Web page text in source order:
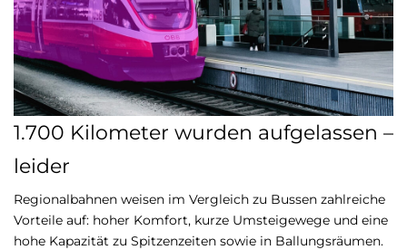
1.700 Kilometer wurden aufgelassen –
leider
Regionalbahnen weisen im Vergleich zu Bussen zahlreiche
Vorteile auf: hoher Komfort, kurze Umsteigewege und eine
hohe Kapazität zu Spitzenzeiten sowie in Ballungsräumen.